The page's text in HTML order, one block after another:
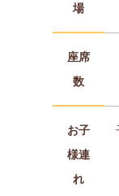
場
座席
数
お子
様連
れ